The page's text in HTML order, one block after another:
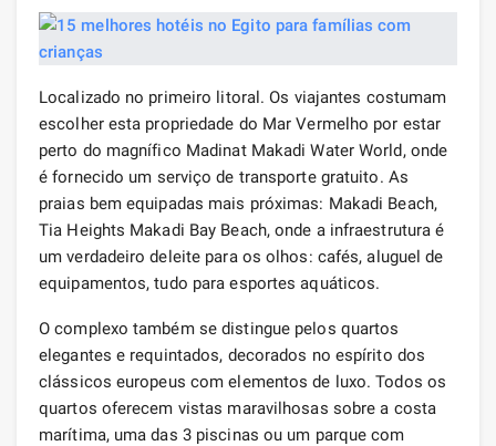
Localizado no primeiro litoral. Os viajantes costumam
escolher esta propriedade do Mar Vermelho por estar
perto do magnífico Madinat Makadi Water World, onde
é fornecido um serviço de transporte gratuito. As
praias bem equipadas mais próximas: Makadi Beach,
Tia Heights Makadi Bay Beach, onde a infraestrutura é
um verdadeiro deleite para os olhos: cafés, aluguel de
equipamentos, tudo para esportes aquáticos.
O complexo também se distingue pelos quartos
elegantes e requintados, decorados no espírito dos
clássicos europeus com elementos de luxo. Todos os
quartos oferecem vistas maravilhosas sobre a costa
marítima, uma das 3 piscinas ou um parque com